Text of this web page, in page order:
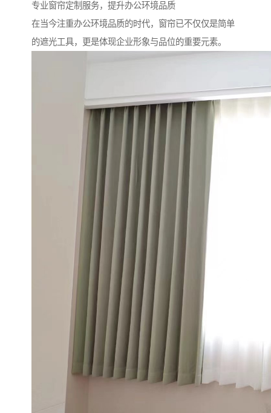
专业窗帘定制服务，提升办公环境品质
在当今注重办公环境品质的时代，窗帘已不仅仅是简单
的遮光工具，更是体现企业形象与品位的重要元素。